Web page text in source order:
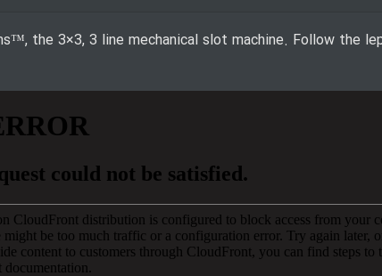
the 3×3, 3 line mechanical slot machine. Follow the